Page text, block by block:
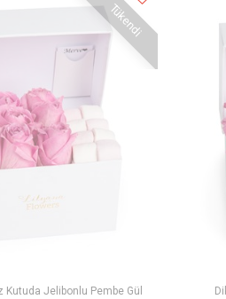
Tükendi
Kutuda Jelibonlu Pembe Gül